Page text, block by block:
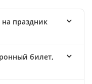
на праздник
билет,